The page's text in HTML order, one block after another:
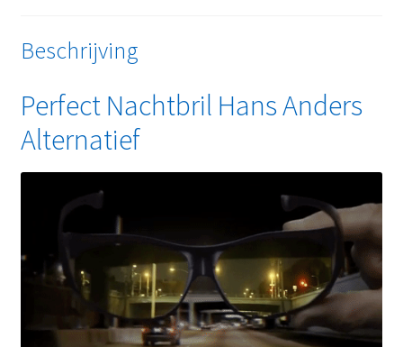
Beschrijving
Perfect Nachtbril Hans Anders
Alternatief